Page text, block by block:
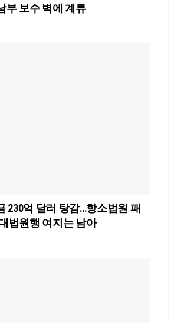
부 보수 벽에 계류
230억 달러 탕감…항소법원 패
법원행 여지는 남아